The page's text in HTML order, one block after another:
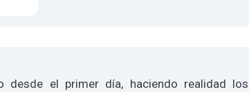
desde el primer día, haciendo realidad los